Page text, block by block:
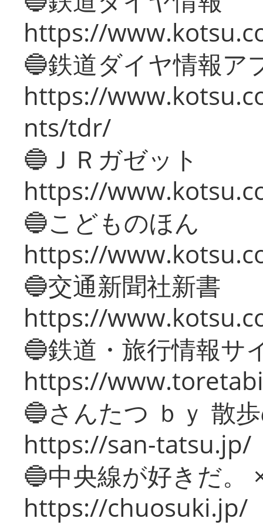
https://
🔵鉄道ダイヤ情報ア
https://
nts/tdr/
🔵ＪＲガゼット
https://
🔵こどものほん
https://
🔵交通新聞社新書
https://
🔵鉄道・旅行情報サ
https://
🔵さんたつ ｂｙ 散
https://san-tatsu.jp/
🔵中央線が好きだ。
https://chuosuki.jp/